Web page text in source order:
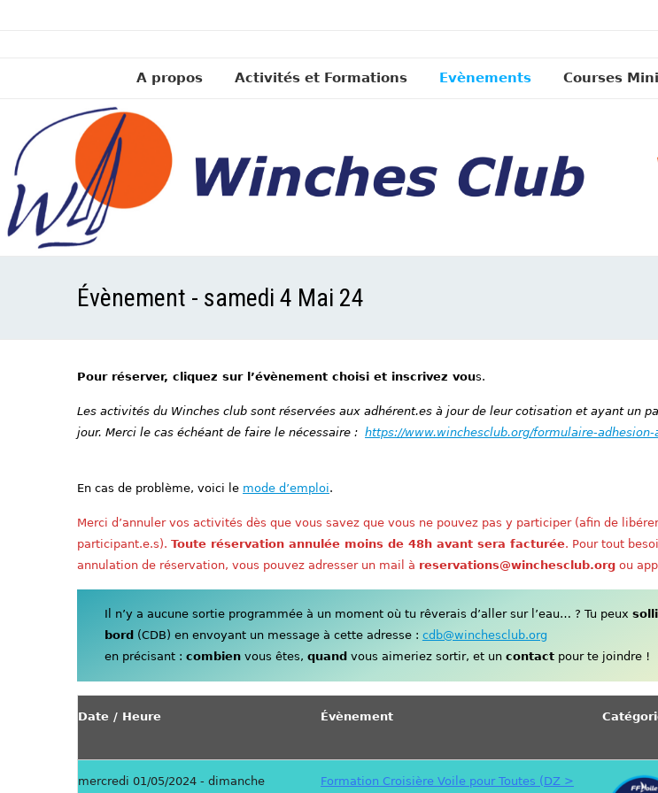
A propos Activités et Formations Evènements Courses
Évènement - samedi 4 Mai 24
Pour réserver, cliquez sur l’évènement choisi et inscrivez vous.
Les activités du Winches club sont réservées aux adhérent.es à jour de leur cotisation et ayant un
jour. Merci le cas échéant de faire le nécessaire : https://www.winchesclub.org/formulaire-
En cas de problème, voici le mode d’emploi.
Merci d’annuler vos activités dès que vous savez que vous ne pouvez pas y participer (afin de
participant.e.s). Toute réservation annulée moins de 48h avant sera facturée. Pour tout
annulation de réservation, vous pouvez adresser un mail à reservations@winchesclub.org ou
Il n’y a aucune sortie programmée à un moment où tu rêverais d’aller sur l’eau… ? Tu peux
bord (CDB) en envoyant un message à cette adresse : cdb@winchesclub.org
en précisant : combienvous êtes, quand vous aimeriez sortir, et un contactpour te joindre !
Date / Heure Évènement
mercredi 01/05/2024 - dimanche
Formation Croisière Voile pour Toutes (DZ >